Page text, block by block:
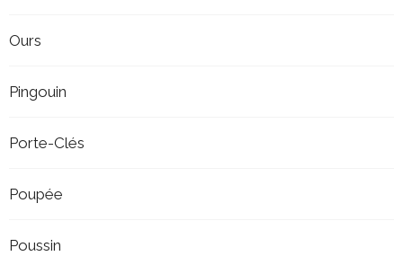
Ours
Pingouin
Porte-Clés
Poupée
Poussin